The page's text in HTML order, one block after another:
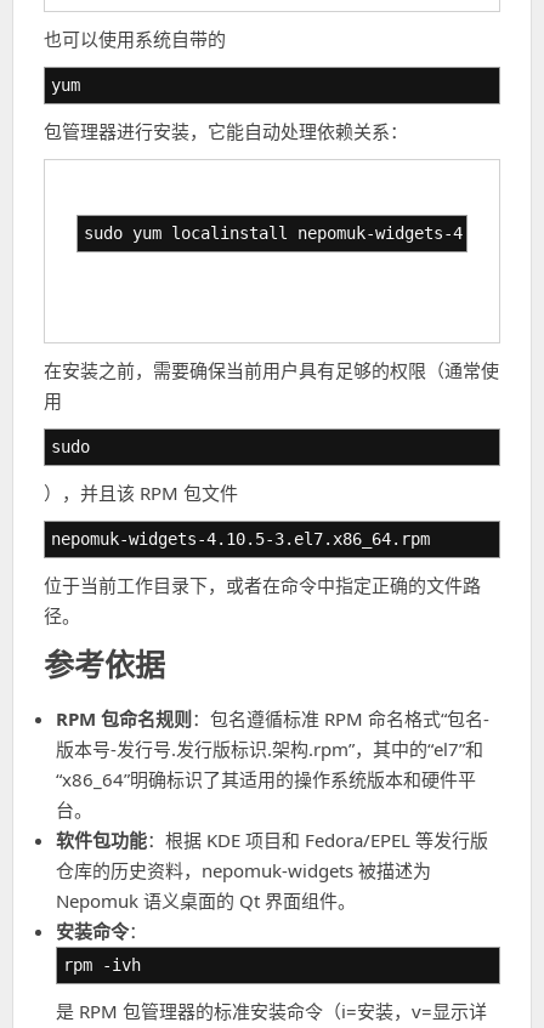
也可以使用系统自带的
yum
包管理器进行安装，它能自动处理依赖关系：
sudo yum localinstall nepomuk-widgets-4.10.5-
在安装之前，需要确保当前用户具有足够的权限（通常使
用
sudo
），并且该 RPM 包文件
nepomuk-widgets-4.10.5-3.el7.x86_64.rpm
位于当前工作目录下，或者在命令中指定正确的文件路
径。
参考依据
RPM 包命名规则 ：包名遵循标准 RPM 命名格式“包名-
版本号-发行号.发行版标识.架构.rpm”，其中的“el7”和
“x86_64”明确标识了其适用的操作系统版本和硬件平
台。
软件包功能：根据 KDE 项目和 Fedora/EPEL 等发行版
仓库的历史资料，nepomuk-widgets 被描述为
Nepomuk 语义桌面的 Qt 界面组件。
安装命令：
rpm -ivh
是 RPM 包管理器的标准安装命令（i=安装，v=显示详